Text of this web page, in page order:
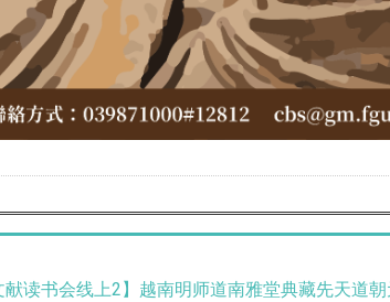
献读书会线上2】越南明师道南雅堂典藏先天道